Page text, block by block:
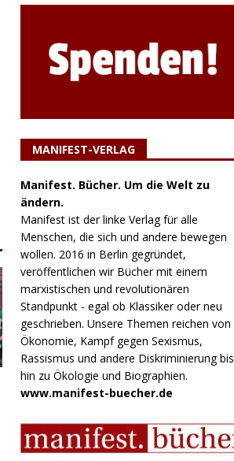
MANIFEST-VERLAG
Manifest. Bücher. Um die Welt zu
ändern.
Manifest ist der linke Verlag für alle
Menschen, die sich und andere bewegen
wollen. 2016 in Berlin gegründet,
veröffentlichen wir Bücher mit einem
marxistischen und revolutionären
Standpunkt - egal ob Klassiker oder neu
geschrieben. Unsere Themen reichen von
Ökonomie, Kampf gegen Sexismus,
Rassismus und andere Diskriminierung bis
hin zu Ökologie und Biographien.
www.manifest-buecher.de